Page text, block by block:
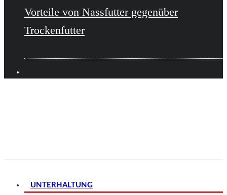
Vorteile von Nassfutter gegenüber
Trockenfutter
UNTERHALTUNG